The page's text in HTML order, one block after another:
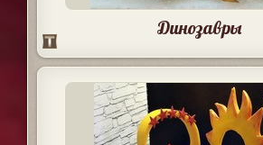
Динозавры